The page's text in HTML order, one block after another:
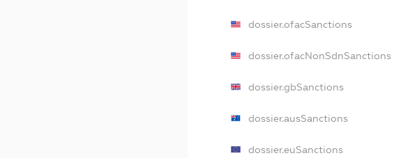
dossier.ofacSanctions
dossier.ofacNonSdnSanctions
dossier.gbSanctions
dossier.ausSanctions
dossier.euSanctions